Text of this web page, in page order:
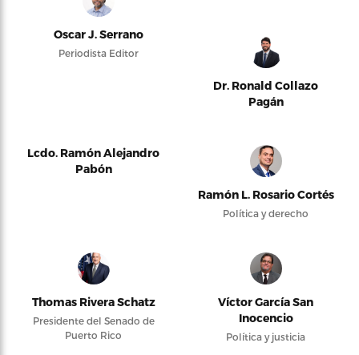
Oscar J. Serrano
Periodista Editor
Dr. Ronald Collazo
Pagán
Lcdo. Ramón Alejandro
Pabón
Ramón L. Rosario Cortés
Política y derecho
Thomas Rivera Schatz
Presidente del Senado de
Puerto Rico
Víctor García San
Inocencio
Política y justicia